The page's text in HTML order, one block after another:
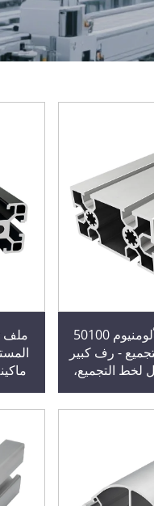
ملف تعريفي من الألومنيوم 50100
- رف كبير
لخط التجميع،
ملف